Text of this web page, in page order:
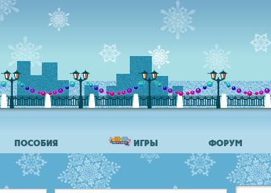
ПОСОБИЯ ИГРЫ ФОРУМ